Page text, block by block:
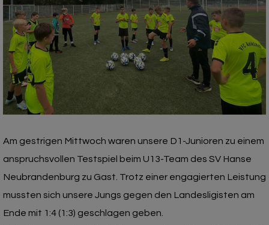
Am gestrigen Mittwoch waren unsere D1-Junioren zu einem
anspruchsvollen Testspiel beim U13-Team des SV Hanse
Neubrandenburg zu Gast. Trotz einer engagierten Leistung
mussten sich unsere Jungs gegen den Landesligisten am
Ende mit 1:4 (1:3) geschlagen geben.